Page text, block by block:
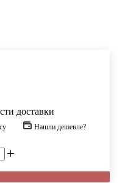
доставки
Нашли дешевле?